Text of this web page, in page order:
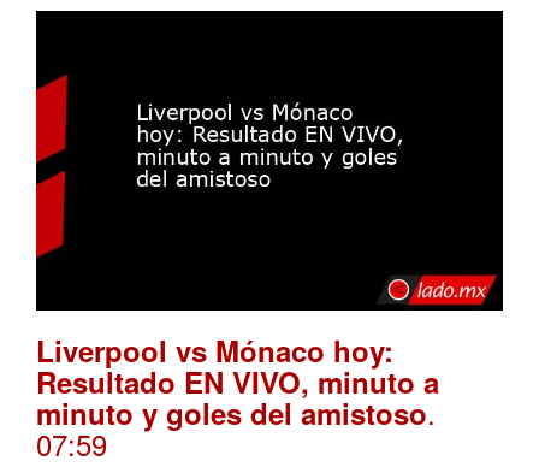
Liverpool vs Mónaco hoy:
Resultado EN VIVO, minuto a
minuto y goles del amistoso.
07:59